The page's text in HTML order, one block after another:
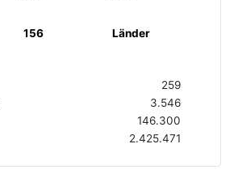
156 Länder
259
3.546
146.300
2.425.471